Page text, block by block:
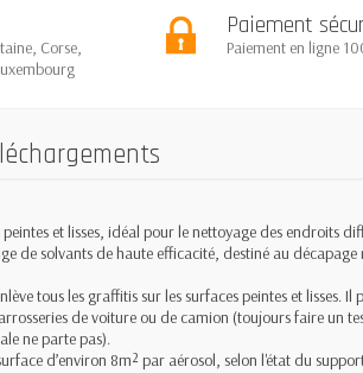
Corse,
Paiement
Paiement en ligne
et lisses, idéal pour le nettoyage des endroits
de solvants de haute efficacité, destiné au
tous les graffitis sur les surfaces peintes et lisses.
de voiture ou de camion (toujours faire un
ne parte pas).
d’environ 8m² par aérosol, selon l'état du